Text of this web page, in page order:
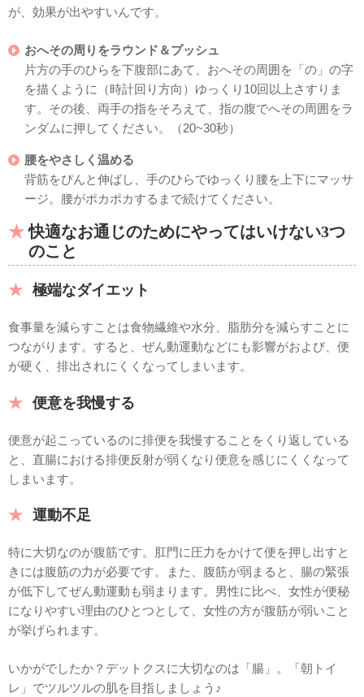
が、効果が出やすいんです。
おへその周りをラウンド＆プッシュ
片方の手のひらを下腹部にあて、おへその周囲を「の」の字
を描くように（時計回り方向）ゆっくり10回以上さすりま
す。その後、両手の指をそろえて、指の腹でへその周囲をラ
ンダムに押してください。（20~30秒）
腰をやさしく温める
背筋をぴんと伸ばし、手のひらでゆっくり腰を上下にマッサ
ージ。腰がポカポカするまで続けてください。
快適なお通じのためにやってはいけない3つ
のこと
極端なダイエット
食事量を減らすことは食物繊維や水分、脂肪分を減らすことに
つながります。すると、ぜん動運動などにも影響がおよび、便
が硬く、排出されにくくなってしまいます。
便意を我慢する
便意が起こっているのに排便を我慢することをくり返している
と、直腸における排便反射が弱くなり便意を感じにくくなって
しまいます。
運動不足
特に大切なのが腹筋です。肛門に圧力をかけて便を押し出すと
きには腹筋の力が必要です。また、腹筋が弱まると、腸の緊張
が低下してぜん動運動も弱まります。男性に比べ、女性が便秘
になりやすい理由のひとつとして、女性の方が腹筋が弱いこと
が挙げられます。
いかがでしたか？デットクスに大切なのは「腸」。「朝トイ
レ」でツルツルの肌を目指しましょう♪